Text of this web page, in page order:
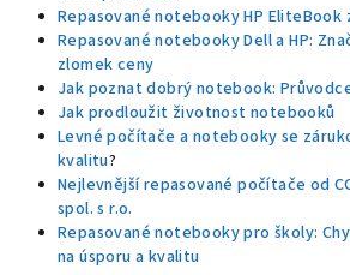
Repasované notebooky HP EliteBook
Repasované notebooky Dell a HP:
zlomek ceny
Jak poznat dobrý notebook:
Jak prodloužit životnost notebooků
Levné počítače a notebooky se
kvalitu?
Nejlevnější repasované počítače od
spol. s r.o.
Repasované notebooky pro školy:
na úsporu a kvalitu